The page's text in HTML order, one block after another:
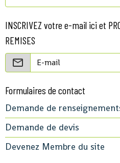
INSCRIVEZ votre e-mail ici et
REMISES
Formulaires de contact
Demande de
Demande de devis
Devenez Membre du site